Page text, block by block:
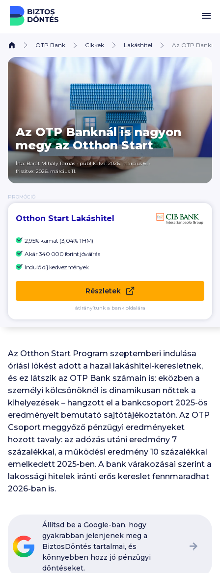
Ugrás a tartalomhoz
OTP Bank Cikkek Lakáshitel Az OTP
Az OTP Banknál is nagyon
megy az Otthon Start
Írta: Barát Mihály Tamás • publikálva: 2026. március 6. •
frissítve: 2026. március 11.
PROMÓCIÓ
Otthon Start Lakáshitel
2,95% kamat (3,04% THM)
Akár 340 000 forint jóváírás
Induló díj kedvezmények
Részletek
átirányítunk a bank oldalára
Az Otthon Start Program szeptemberi indulása
óriási lökést adott a hazai lakáshitel-keresletnek,
és ez látszik az OTP Bank számain is: eközben a
személyi kölcsönöknél is dinamikusan nőttek a
kihelyezések – hangzott el a bankcsoport 2025-ös
eredményeit bemutató sajtótájékoztatón. Az OTP
Csoport meggyőző pénzügyi eredményeket
hozott tavaly: az adózás utáni eredmény 7
százalékkal, a működési eredmény 10 százalékkal
emelkedett 2025-ben. A bank várakozásai szerint a
lakossági hitelek iránti erős kereslet fennmaradhat
2026-ban is.
Állítsd be a Google-ban, hogy
gyakrabban jelenjenek meg a
BiztosDöntés tartalmai, és
könnyebben hozz jó pénzügyi
döntéseket.